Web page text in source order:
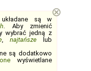
są w
. Aby zmienić
wybrać jedną z
, najtańszelub
są dodatkowo
wyświetlane
⊗